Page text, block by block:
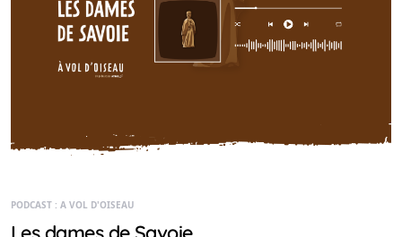
PODCAST : A VOL D'OISEAU
Les dames de Savoie